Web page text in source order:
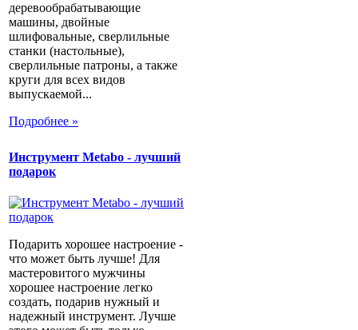
деревообрабатывающие
машины, двойные
шлифовальные, сверлильные
станки (настольные),
сверлильные патроны, а также
круги для всех видов
выпускаемой...
Подробнее »
Инструмент Metabo - лучший
подарок
Подарить хорошее настроение -
что может быть лучше! Для
мастеровитого мужчины
хорошее настроение легко
создать, подарив нужный и
надежный инструмент. Лучше